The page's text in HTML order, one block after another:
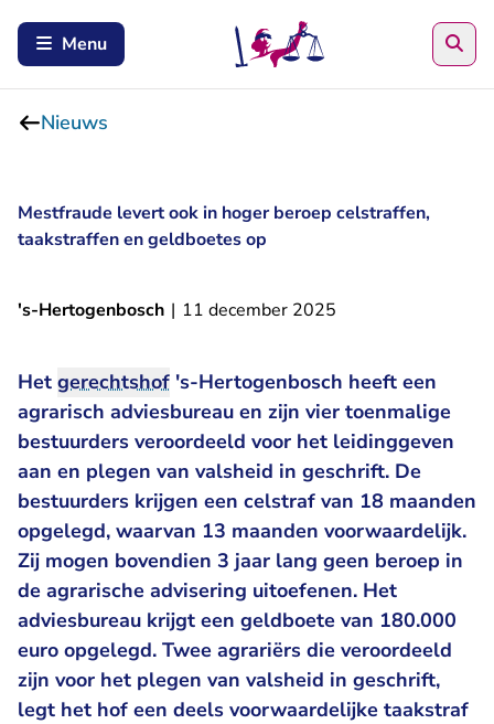
Menu
Nieuws
Mestfraude levert ook in hoger beroep celstraffen,
taakstraffen en geldboetes op
's-Hertogenbosch | 11 december 2025
Het gerechtshof 's-Hertogenbosch heeft een
agrarisch adviesbureau en zijn vier toenmalige
bestuurders veroordeeld voor het leidinggeven
aan en plegen van valsheid in geschrift. De
bestuurders krijgen een celstraf van 18 maanden
opgelegd, waarvan 13 maanden voorwaardelijk.
Zij mogen bovendien 3 jaar lang geen beroep in
de agrarische advisering uitoefenen. Het
adviesbureau krijgt een geldboete van 180.000
euro opgelegd. Twee agrariërs die veroordeeld
zijn voor het plegen van valsheid in geschrift,
legt het hof een deels voorwaardelijke taakstraf